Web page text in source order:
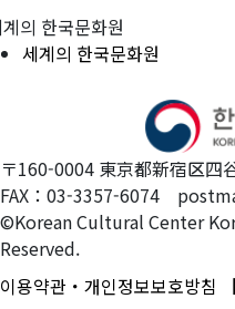
의 한국문화원
세계의 한국문화원
〒160-0004 東京都新宿区
FAX：03-3357-6074
©Korean Cultural Center
Reserved.
이용약관・개인정보보호방침